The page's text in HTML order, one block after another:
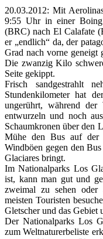
20.03.2012: Mit
9:55 Uhr in einer
(BRC) nach El Calafate
er „endlich“ da, der
Grad nach vorne geneigt
Die zwanzig Kilo
Seite gekippt.
Frisch sandgestrahlt
Stundenkilometer hat
ungerührt, während
entwurzeln und noch
Schaumkronen über den
Mühe den Bus auf der
Windböen gegen den
Glaciares bringt.
Im Nationalparks Los
ist, kann man gut und
zweimal zu sehen
meisten Touristen
Gletscher und das Gebiet
Der Nationalparks Los
zum Weltnaturerbeliste